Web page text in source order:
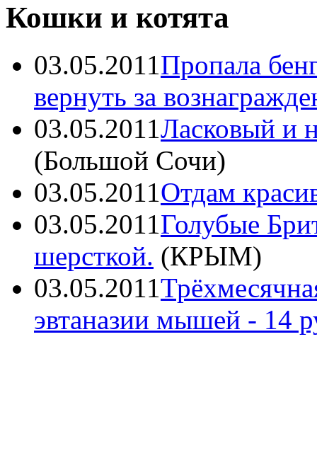
Кошки и котята
03.05.2011Пропала
вернуть за
03.05.2011Ласковый и
(Большой Сочи)
03.05.2011Отдам
03.05.2011Голубые
шерсткой. (КРЫМ)
03.05.2011
эвтаназии мышей - 14